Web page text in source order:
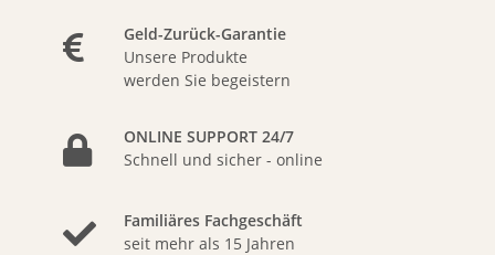
Geld-Zurück-Garantie
Unsere Produkte
werden Sie begeistern
ONLINE SUPPORT 24/7
Schnell und sicher - online
Familiäres Fachgeschäft
seit mehr als 15 Jahren